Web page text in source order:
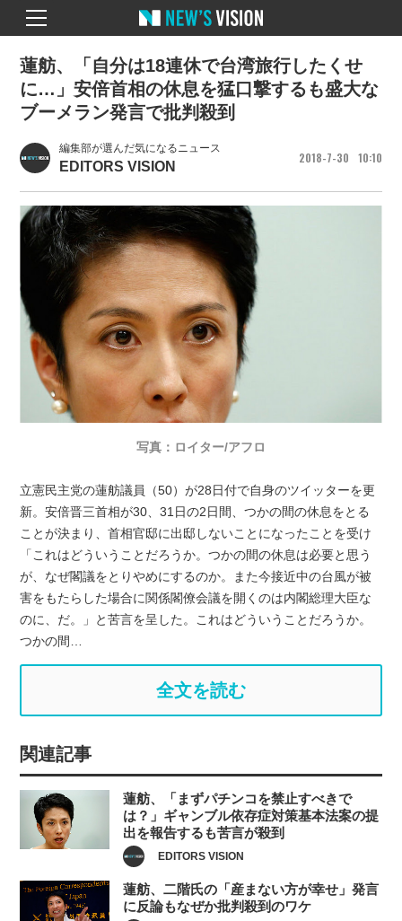
編集部が選んだ気になるニュース
EDITORS VISION
2018 7 30 10 10
蓮舫、「自分は18連休で台湾旅行したくせ
に…」安倍首相の休息を猛口撃するも盛大な
ブーメラン発言で批判殺到
写真：ロイター/アフロ
立憲民主党の蓮舫議員（50）が28日付で自身のツイッターを更
新。安倍晋三首相が30、31日の2日間、つかの間の休息をとる
ことが決まり、首相官邸に出邸しないことになったことを受け
「これはどういうことだろうか。つかの間の休息は必要と思う
が、なぜ閣議をとりやめにするのか。また今接近中の台風が被
害をもたらした場合に関係閣僚会議を開くのは内閣総理大臣な
のに、だ。」と苦言を呈した。これはどういうことだろうか。
つかの間…
全文を読む
関連記事
蓮舫、「まずパチンコを禁止すべきで
は？」ギャンブル依存症対策基本法案の提
出を報告するも苦言が殺到
EDITORS VISION
蓮舫、二階氏の「産まない方が幸せ」発言
に反論もなぜか批判殺到のワケ